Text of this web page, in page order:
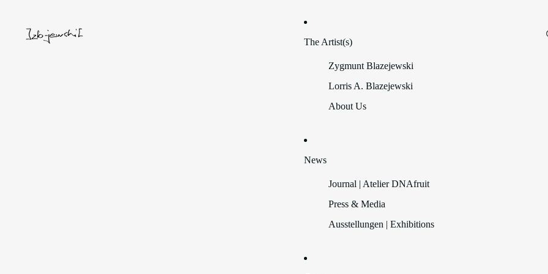
The Artist(s)
Zygmunt Blazejewski
Lorris A. Blazejewski
About Us
News
Journal | Atelier DNAfruit
Press & Media
Ausstellungen | Exhibitions